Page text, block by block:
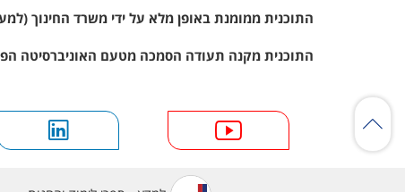
התוכנית ממומנת באופן מלא על ידי משרד החינוך (למעט
התוכנית מקנה תעודה הסמכה מטעם האוניברסיטה